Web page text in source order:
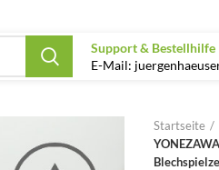
Support & Bestellhilfe
E-Mail:
Startseite